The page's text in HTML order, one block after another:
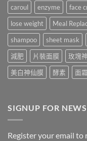
caroul enzyme face
lose weight
Meal
shampoo
sheet mask
減肥
片裝面膜 玫塊
美白神仙膜
酵素 面霜
SIGNUP FOR
Register your email